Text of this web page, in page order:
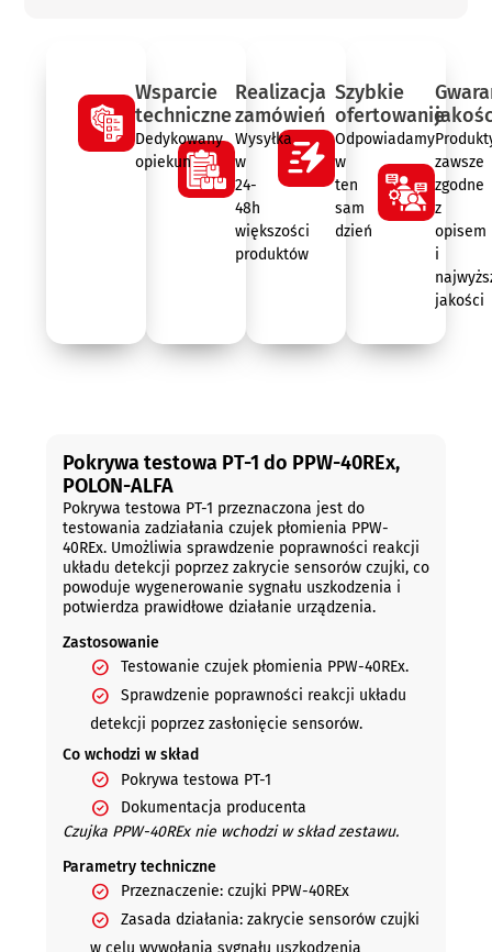
Wsparcie
techniczne
Dedykowany
opiekun
Realizacja
zamówień
Wysyłka
w
24-
48h
większości
produktów
Szybkie
ofertowanie
Odpowiadamy
w
ten
sam
dzień
zawsze
zgodne
z
opisem
i
jakości
Pokrywa testowa PT-1 do PPW-40REx,
POLON-ALFA
Pokrywa testowa PT-1 przeznaczona jest do
testowania zadziałania czujek płomienia PPW-
40REx. Umożliwia sprawdzenie poprawności reakcji
układu detekcji poprzez zakrycie sensorów czujki, co
powoduje wygenerowanie sygnału uszkodzenia i
potwierdza prawidłowe działanie urządzenia.
Zastosowanie
Testowanie czujek płomienia PPW-40REx.
Sprawdzenie poprawności reakcji układu
detekcji poprzez zasłonięcie sensorów.
Co wchodzi w skład
Pokrywa testowa PT-1
Dokumentacja producenta
Czujka PPW-40REx nie wchodzi w skład zestawu.
Parametry techniczne
Przeznaczenie: czujki PPW-40REx
Zasada działania: zakrycie sensorów czujki
w celu wywołania sygnału uszkodzenia